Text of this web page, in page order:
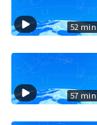
52 min
57 min